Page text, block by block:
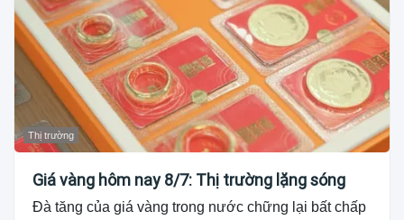
Thị trường
Giá vàng hôm nay 8/7: Thị trường lặng sóng
Đà tăng của giá vàng trong nước chững lại bất chấp